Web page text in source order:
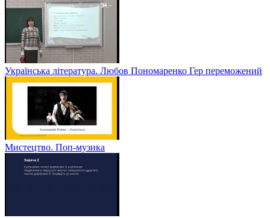
Українська література. Любов Пономаренко Гер переможений
Мистецтво. Поп-музика